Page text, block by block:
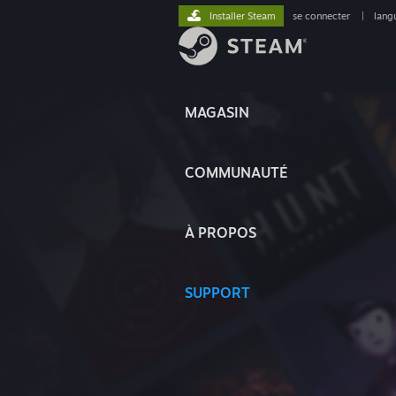
MAGASIN
COMMUNAUTÉ
À PROPOS
SUPPORT
Installer Steam se connecter